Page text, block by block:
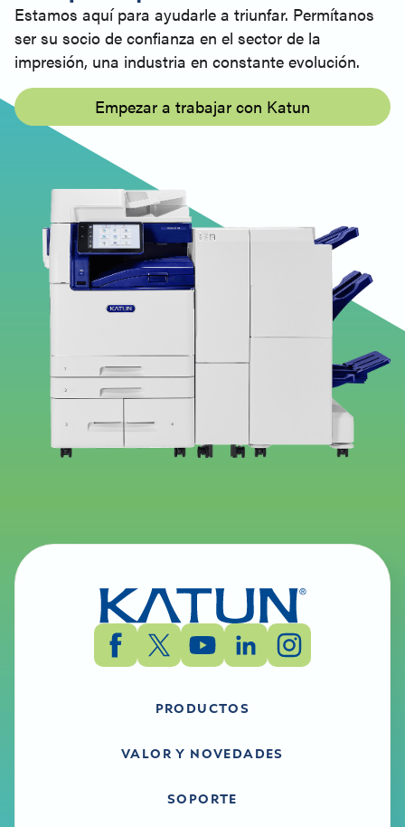
Estamos aquí para ayudarle a triunfar. Permítanos
ser su socio de confianza en el sector de la
impresión, una industria en constante evolución.
Empezar a trabajar con Katun
PRODUCTOS
VALOR Y NOVEDADES
SOPORTE